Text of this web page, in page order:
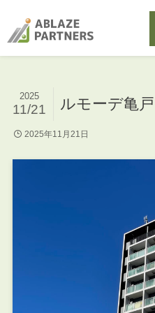
ルモーデ亀戸
2025
11/21
2025年11月21日